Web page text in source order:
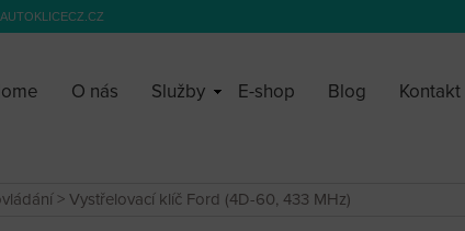
O nás Služby E-shop Blog Kontakt
> Vystřelovací klíč Ford (4D-60, 433 MHz)